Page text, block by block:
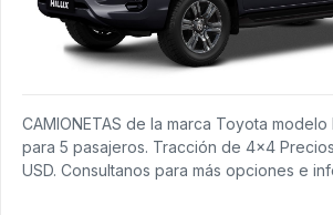
CAMIONETAS de la marca Toyota modelo
para 5 pasajeros. Tracción de 4x4
USD. Consultanos para más opciones e